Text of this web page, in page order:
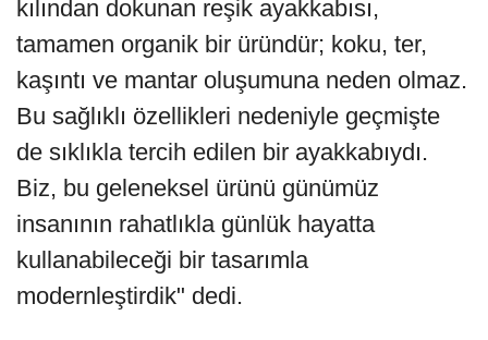
kılından dokunan reşik ayakkabısı,
tamamen organik bir üründür; koku, ter,
kaşıntı ve mantar oluşumuna neden olmaz.
Bu sağlıklı özellikleri nedeniyle geçmişte
de sıklıkla tercih edilen bir ayakkabıydı.
Biz, bu geleneksel ürünü günümüz
insanının rahatlıkla günlük hayatta
kullanabileceği bir tasarımla
modernleştirdik" dedi.